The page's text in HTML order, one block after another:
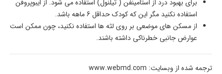
برای بهبود درد از استامینفن ( تیلنول) استفاده می شود. از ایبوپروفن
استفاده نکنید مگر این که کودک حداقل 6 ماهه باشد.
از مسکن های موضعی بر روی لثه ها استفاده نکنید، چون ممکن است
عوارض جانبی خطرناکی داشته باشند.
ترجمه شده از وبسایت: www.webmd.com